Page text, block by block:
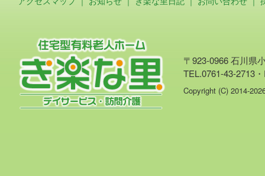
〒923-0966 石川県
TEL.0761-43-2713
Copyright (C) 2014-